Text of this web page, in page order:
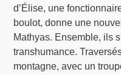
d’Élise, une
boulot, donne une
Mathyas. Ensemble, ils
transhumance.
montagne, avec un